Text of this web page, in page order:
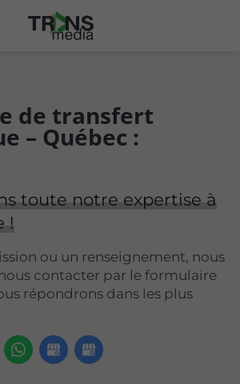
de transfert
– Québec :
toute notre expertise à
!
ou un renseignement, nous
contacter par le formulaire
répondrons dans les plus